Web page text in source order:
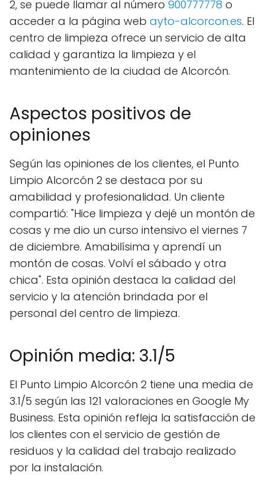
2, se puede llamar al número 900777778 o
acceder a la página web ayto-alcorcon.es. El
centro de limpieza ofrece un servicio de alta
calidad y garantiza la limpieza y el
mantenimiento de la ciudad de Alcorcón.
Aspectos positivos de
opiniones
Según las opiniones de los clientes, el Punto
Limpio Alcorcón 2 se destaca por su
amabilidad y profesionalidad. Un cliente
compartió: "Hice limpieza y dejé un montón de
cosas y me dio un curso intensivo el viernes 7
de diciembre. Amabilísima y aprendí un
montón de cosas. Volví el sábado y otra
chica". Esta opinión destaca la calidad del
servicio y la atención brindada por el
personal del centro de limpieza.
Opinión media: 3.1/5
El Punto Limpio Alcorcón 2 tiene una media de
3.1/5 según las 121 valoraciones en Google My
Business. Esta opinión refleja la satisfacción de
los clientes con el servicio de gestión de
residuos y la calidad del trabajo realizado
por la instalación.